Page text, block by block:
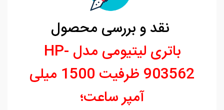
نقد و بررسی محصول
باتری لیتیومی مدل HP-
903562 ظرفیت 1500 میلی
آمپر ساعت؛